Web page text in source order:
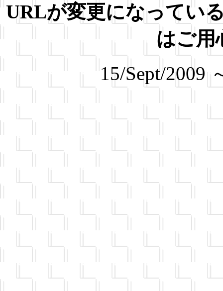
URLが変更になってい
はご用
15/Sept/2009